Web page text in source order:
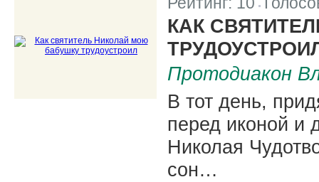
КАК
Протодиакон
В тот день,
перед иконой и
Николая
сон…